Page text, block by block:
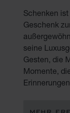
Schenken
Geschenk
seine
Gesten, die
Momente,